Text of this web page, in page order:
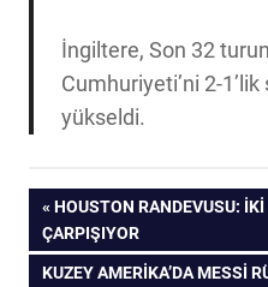
İngiltere, Son 32
Cumhuriyeti’ni 2-
yükseldi.
Yazı
gezinmesi
ÖNCEKI
YAZI:
HOUSTON RANDEVUSU:
ÇARPIŞIYOR
SONRAKI
KUZEY AMERIKA’DA MESSI